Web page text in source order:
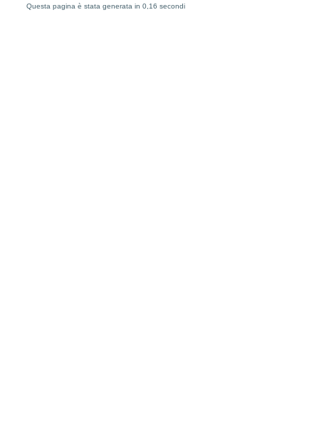
Questa pagina è stata generata in 0,16 secondi